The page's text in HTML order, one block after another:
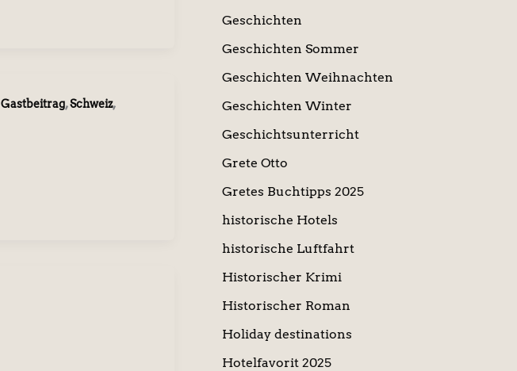
Gastbeitrag,Schweiz,
Geschichten
Geschichten Sommer
Geschichten Weihnachten
Geschichten Winter
Geschichtsunterricht
Grete Otto
Gretes Buchtipps 2025
historische Hotels
historische Luftfahrt
Historischer Krimi
Historischer Roman
Holiday destinations
Hotelfavorit 2025